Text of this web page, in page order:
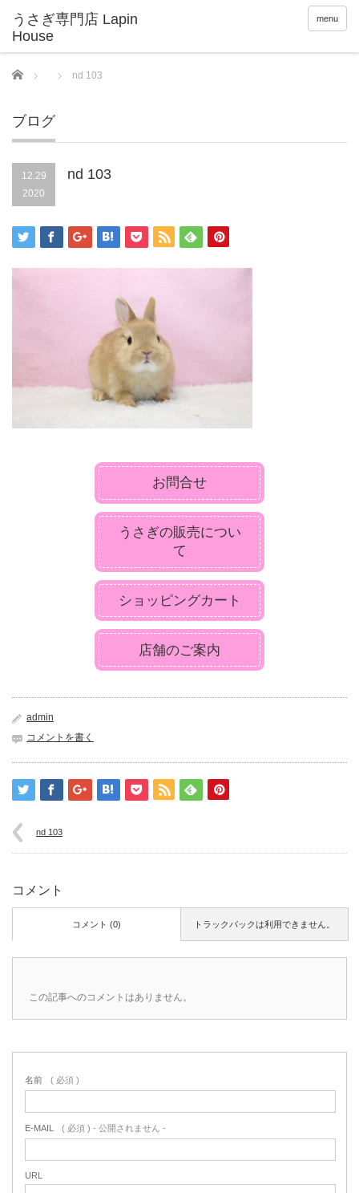
menu
Home nd 103
ブログ
12.29
2020
nd 103
お問合せ
うさぎの販売につい
て
ショッピングカート
店舗のご案内
admin
コメントを書く
nd 103
コメント
トラックバックは利用できません。
コメント (0)
この記事へのコメントはありません。
名前 ( 必須 )
E-MAIL ( 必須 ) - 公開されません -
URL